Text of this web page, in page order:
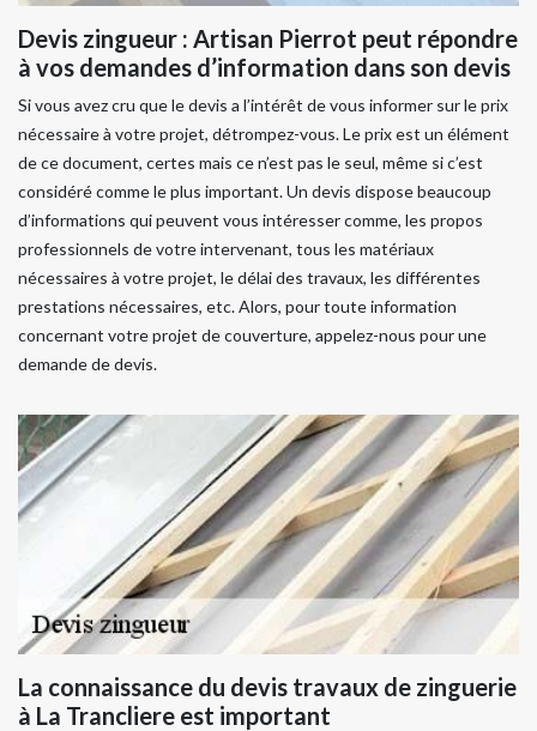
Devis zingueur : Artisan Pierrot peut répondre
à vos demandes d’information dans son devis
Si vous avez cru que le devis a l’intérêt de vous informer sur le prix
nécessaire à votre projet, détrompez-vous. Le prix est un élément
de ce document, certes mais ce n’est pas le seul, même si c’est
considéré comme le plus important. Un devis dispose beaucoup
d’informations qui peuvent vous intéresser comme, les propos
professionnels de votre intervenant, tous les matériaux
nécessaires à votre projet, le délai des travaux, les différentes
prestations nécessaires, etc. Alors, pour toute information
concernant votre projet de couverture, appelez-nous pour une
demande de devis.
La connaissance du devis travaux de zinguerie
à La Trancliere est important